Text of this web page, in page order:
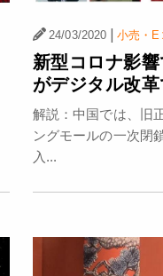
24/03/2020 | 小売・E
新型コロナ影
がデジタル改
解説：中国では、旧
ングモールの一次閉
入...